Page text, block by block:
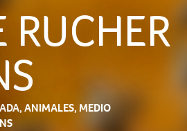
RUCHER
ANIMALES,MEDIO